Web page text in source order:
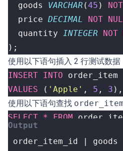
goods
VARCHAR (45 ) NOT
price DECIMAL NOT
quantity INTEGER NOT
);
使用以下语句插入 2 行测试数据
INSERT INTO order_item
VALUES
( 'Apple' , 5 , 3 ),
使用以下语句查找 order_item
SELECT * FROM